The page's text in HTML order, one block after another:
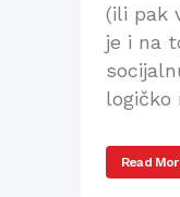
(ili pak
je i na
logičko
Read